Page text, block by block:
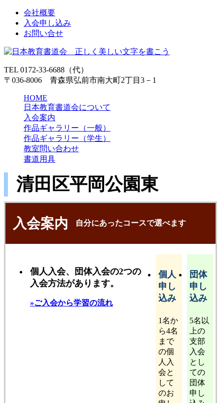
会社概要
入会申し込み
お問い合せ
TEL 0172-33-6688（代）
〒036-8006 青森県弘前市南大町2丁目3－1
HOME
日本教育書道会について
入会案内
作品ギャラリー（一般）
作品ギャラリー（学生）
教室問い合わせ
書道用具
清田区平岡公園東
入会案内 自分にあったコースで選べます
個人入会、団体入会の2つの
入会方法があります。
»ご入会から学習の流れ
個人
申し
込み
1名か
ら4名
まで
の個
人入
会と
して
のお
団体
申し
込み
5名以
上の
支部
入会
とし
ての
団体
申し